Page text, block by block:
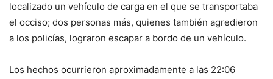
localizado un vehículo de carga en el que se transportaba
el occiso; dos personas más, quienes también agredieron
a los policías, lograron escapar a bordo de un vehículo.
Los hechos ocurrieron aproximadamente a las 22:06